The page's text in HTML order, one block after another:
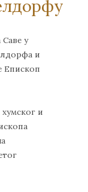
у
и
Епископ
и